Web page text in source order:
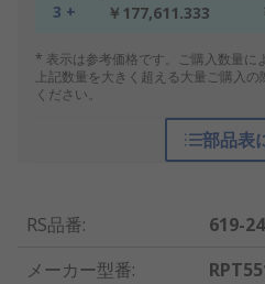
3 + ￥177,611.333
* 表示は参考価格です。ご購入数量に
上記数量を大きく超える大量ご購入
ください。
部品表
RS品番:
619-
メーカー型番: